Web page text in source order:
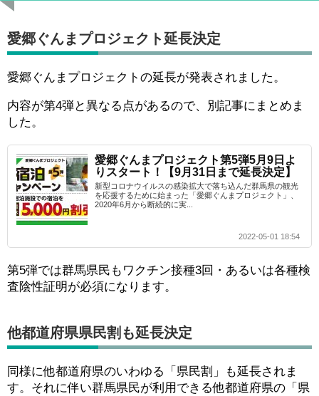
愛郷ぐんまプロジェクト延長決定
愛郷ぐんまプロジェクトの延長が発表されました。
内容が第4弾と異なる点があるので、別記事にまとめま
した。
愛郷ぐんまプロジェクト第5弾5月9日よ
りスタート！【9月31日まで延長決定】
新型コロナウイルスの感染拡大で落ち込んだ群馬県の観光
を応援するために始まった「愛郷ぐんまプロジェクト」、
2020年6月から断続的に実...
2022-05-01 18:54
第5弾では群馬県民もワクチン接種3回・あるいは各種検
査陰性証明が必須になります。
他都道府県県民割も延長決定
同様に他都道府県のいわゆる「県民割」も延長されま
す。それに伴い群馬県民が利用できる他都道府県の「県